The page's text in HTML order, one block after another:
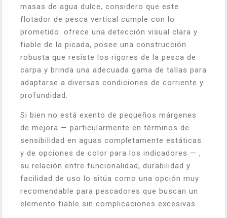
masas de agua dulce, considero que este
flotador de pesca vertical cumple con lo
prometido: ofrece una detección visual clara y
fiable de la picada, posee una construcción
robusta que resiste los rigores de la pesca de
carpa y brinda una adecuada gama de tallas para
adaptarse a diversas condiciones de corriente y
profundidad.
Si bien no está exento de pequeños márgenes
de mejora — particularmente en términos de
sensibilidad en aguas completamente estáticas
y de opciones de color para los indicadores — ,
su relación entre funcionalidad, durabilidad y
facilidad de uso lo sitúa como una opción muy
recomendable para pescadores que buscan un
elemento fiable sin complicaciones excesivas.